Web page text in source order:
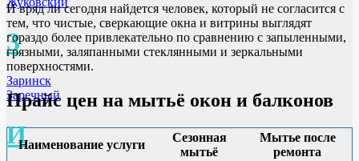
З
Заринск
Заречный
И
И вряд ли сегодня найдется человек, который не согласится с
тем, что чистые, сверкающие окна и витрины выглядят
гораздо более привлекательно по сравнению с запыленными,
грязными, заляпанными стеклянными и зеркальными
поверхностями.
Прайс цен на мытьё окон и балконов
Наименование услуги
Сезонная
мытьё
Мытье после
ремонта